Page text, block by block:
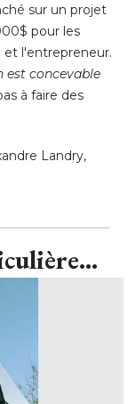
sur un projet
pour les
et l'entrepreneur.
est concevable
à faire des
Landry,